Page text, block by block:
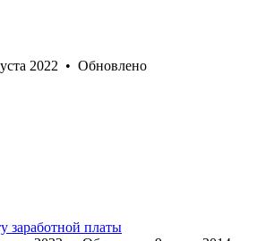
2022 • Обновлено
заработной платы